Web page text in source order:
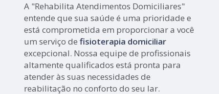
A "Rehabilita Atendimentos Domiciliares"
entende que sua saúde é uma prioridade e
está comprometida em proporcionar a você
um serviço defisioterapia domiciliar
excepcional. Nossa equipe de profissionais
altamente qualificados está pronta para
atender às suas necessidades de
reabilitação no conforto do seu lar.